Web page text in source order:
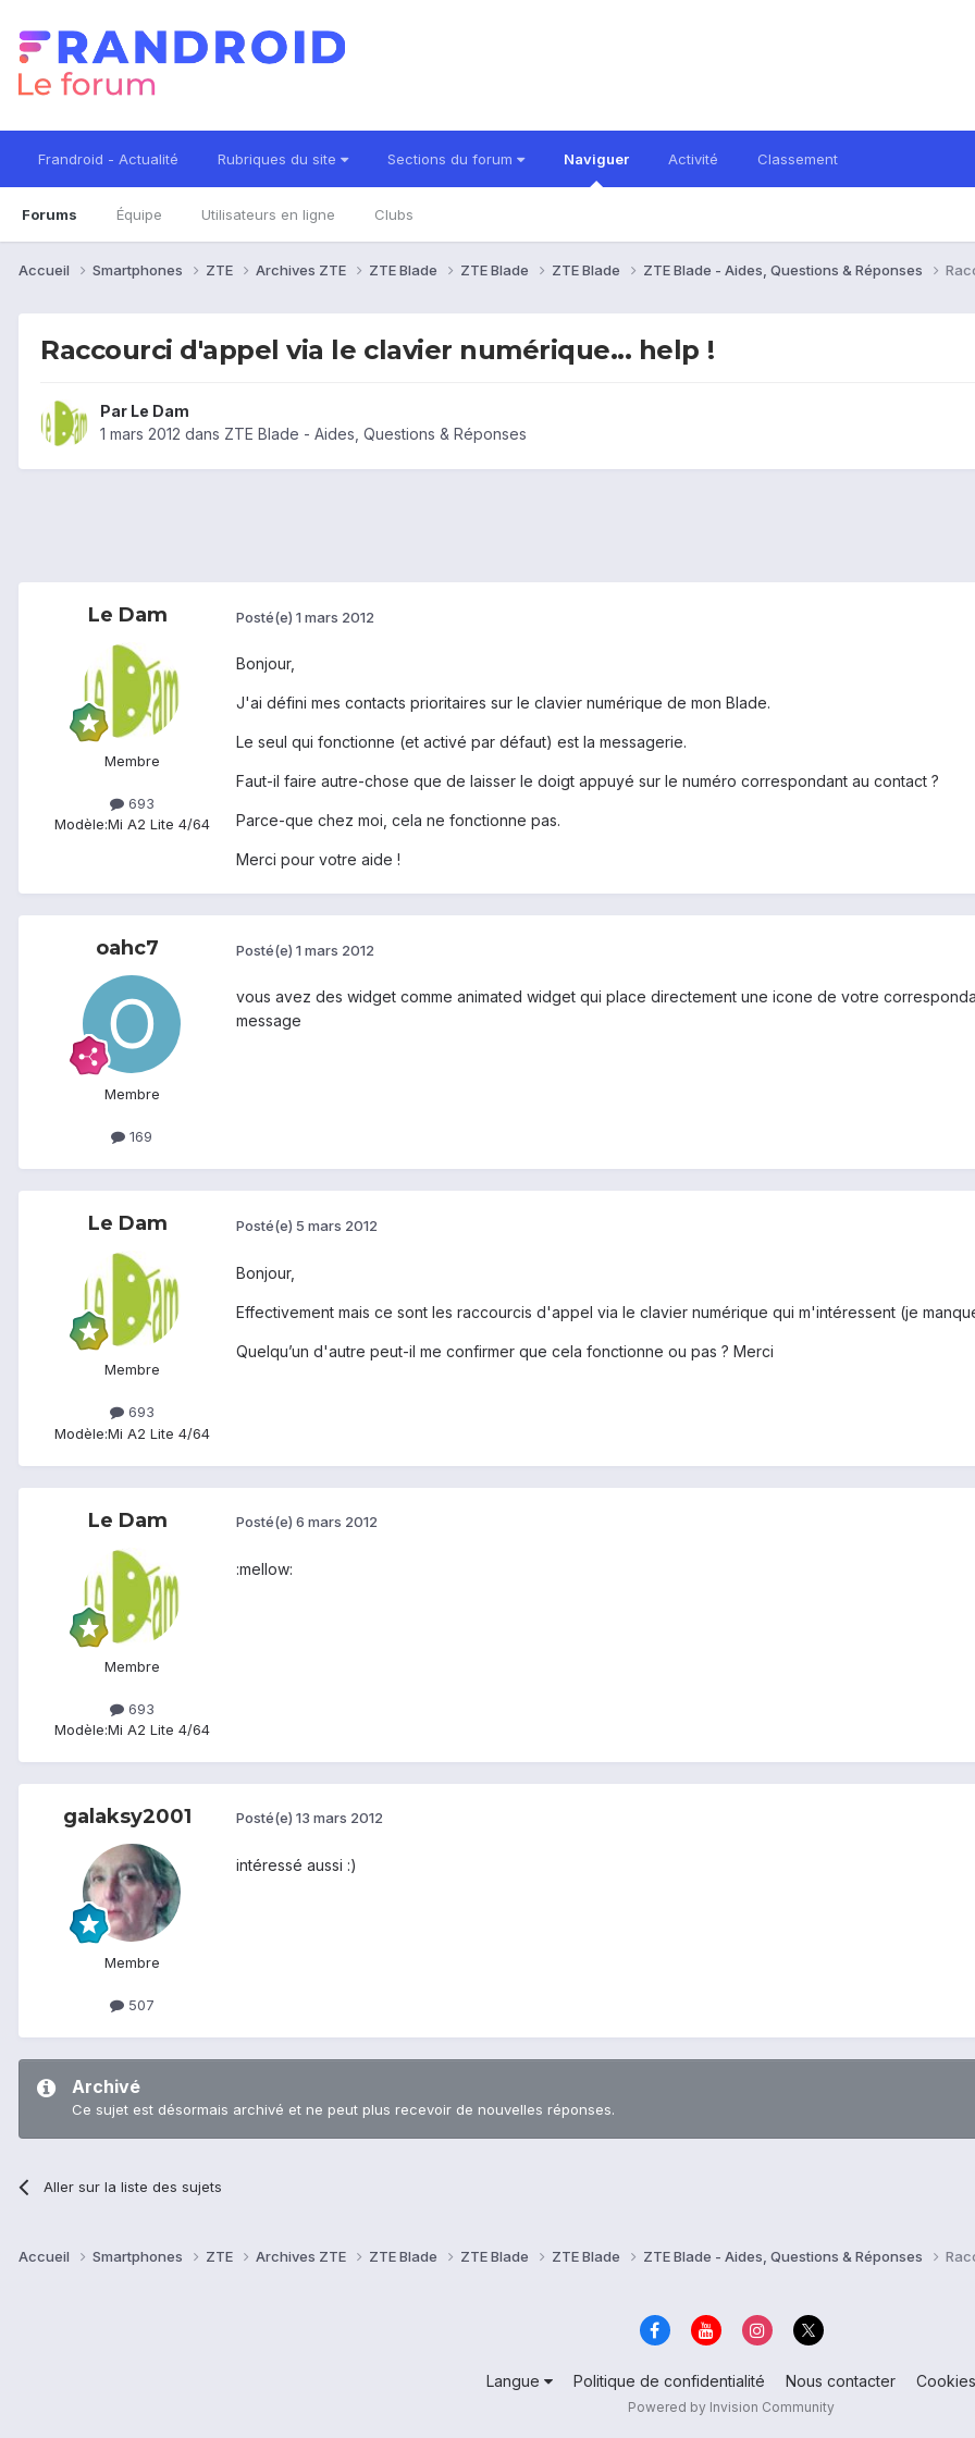
Frandroid - Actualité Rubriques du site Sections du forum Naviguer
Forums Équipe Utilisateurs en ligne Clubs
Activité Classement
Accueil Smartphones ZTE Archives ZTE ZTE Blade ZTE Blade ZTE Blade ZTE Blade - Aides, Questions & Réponses
Raccourci d'appel via le clavier numérique... help !
Par Le Dam
1 mars 2012 dans ZTE Blade - Aides, Questions & Réponses
Le Dam
Membre
693
Modèle:Mi A2 Lite 4/64
Posté(e) 1 mars 2012
Bonjour,
J'ai défini mes contacts prioritaires sur le clavier numérique de mon Blade.
Le seul qui fonctionne (et activé par défaut) est la messagerie.
Faut-il faire autre-chose que de laisser le doigt appuyé sur le numéro correspondant au contact ?
Parce-que chez moi, cela ne fonctionne pas.
Merci pour votre aide !
oahc7
Membre
169
Posté(e) 1 mars 2012
vous avez des widget comme animated widget qui place directement une icone de votre
message
Le Dam
Membre
693
Modèle:Mi A2 Lite 4/64
Posté(e) 5 mars 2012
Bonjour,
Effectivement mais ce sont les raccourcis d'appel via le clavier numérique qui m'intéressent (je
Quelqu’un d'autre peut-il me confirmer que cela fonctionne ou pas ? Merci
Le Dam
Membre
693
Modèle:Mi A2 Lite 4/64
Posté(e) 6 mars 2012
:mellow:
galaksy2001
Membre
507
Posté(e) 13 mars 2012
intéressé aussi :)
Archivé
Ce sujet est désormais archivé et ne peut plus recevoir de nouvelles réponses.
Aller sur la liste des sujets
Accueil Smartphones ZTE Archives ZTE ZTE Blade ZTE Blade ZTE Blade ZTE Blade - Aides, Questions & Réponses
Langue Politique de confidentialité Nous contacter Cookies
Powered by Invision Community